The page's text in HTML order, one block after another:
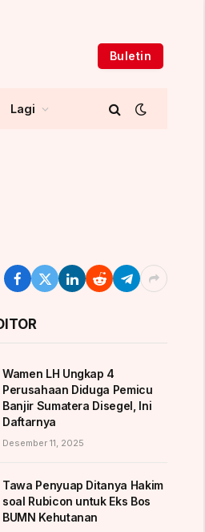
Buletin
Lagi
Wamen LH Ungkap 4
Perusahaan Diduga Pemicu
Banjir Sumatera Disegel, Ini
Daftarnya
Desember 11, 2025
Tawa Penyuap Ditanya Hakim
soal Rubicon untuk Eks Bos
BUMN Kehutanan